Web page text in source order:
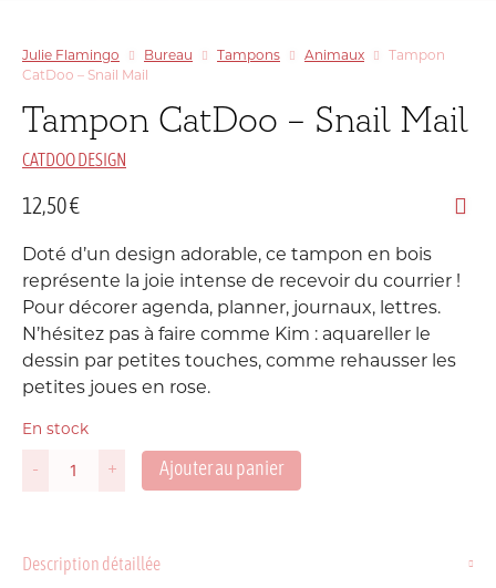
Julie Flamingo Bureau Tampons Animaux
Tampon
CatDoo – Snail Mail
Tampon CatDoo – Snail Mail
CATDOO DESIGN
12,50€
Doté d’un design adorable, ce tampon en bois
représente la joie intense de recevoir du courrier !
Pour décorer agenda, planner, journaux, lettres.
N’hésitez pas à faire comme Kim : aquareller le
dessin par petites touches, comme rehausser les
petites joues en rose.
En stock
-
quantité
-
+ Ajouter au panier
Description détaillée